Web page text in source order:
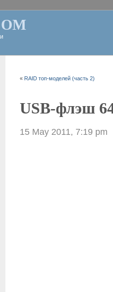
« RAID топ-моделей (часть 2)
USB-флэш
15 May 2011, 7:19 pm